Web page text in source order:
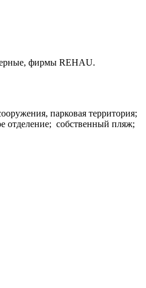
фирмы REHAU.
парковая территория;
отделение; собственный пляж;